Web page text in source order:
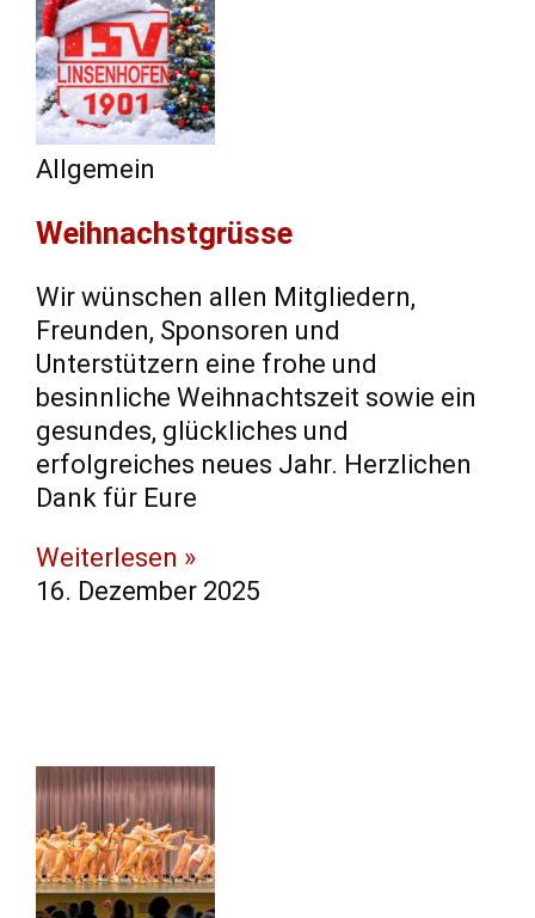
Allgemein
Weihnachstgrüsse
Wir wünschen allen Mitgliedern,
Freunden, Sponsoren und
Unterstützern eine frohe und
besinnliche Weihnachtszeit sowie ein
gesundes, glückliches und
erfolgreiches neues Jahr. Herzlichen
Dank für Eure
Weiterlesen »
16. Dezember 2025